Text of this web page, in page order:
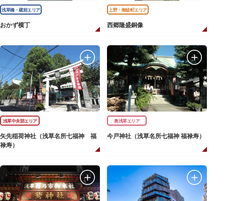
浅草橋・蔵前エリア
おかず横丁
上野・御徒町エリア
西郷隆盛銅像
浅草中央部エリア
矢先稲荷神社（浅草名所七福神 福
禄寿）
奥浅草エリア
今戸神社（浅草名所七福神 福禄寿）